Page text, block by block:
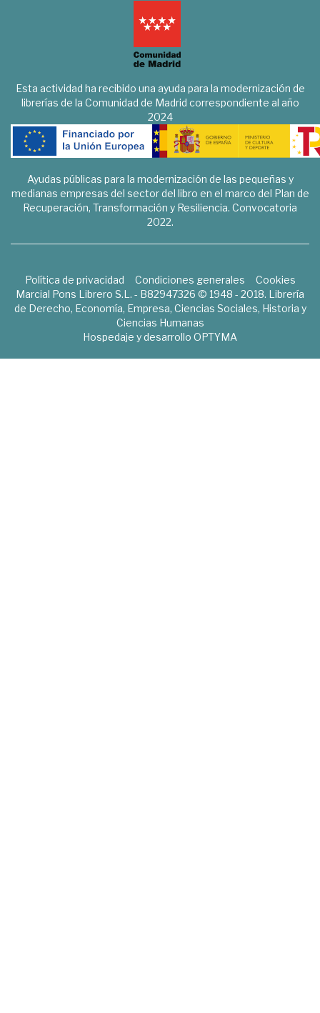
Esta actividad ha recibido una ayuda para la modernización de
librerías de la Comunidad de Madrid correspondiente al año
2024
Ayudas públicas para la modernización de las pequeñas y
medianas empresas del sector del libro en el marco del Plan de
Recuperación, Transformación y Resiliencia. Convocatoria
2022.
Política de privacidad Condiciones generales
Cookies
Marcial Pons Librero S.L. - B82947326 © 1948 - 2018. Librería
de Derecho, Economía, Empresa, Ciencias Sociales, Historia y
Ciencias Humanas
Hospedaje y desarrollo OPTYMA